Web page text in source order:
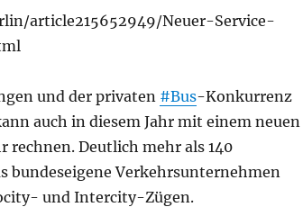
article215652949/Neuer-Service-
und der privaten #Bus-Konkurrenz
auch in diesem Jahr mit einem neuen
rechnen. Deutlich mehr als 140
bundeseigene Verkehrsunternehmen
und Intercity-Zügen.